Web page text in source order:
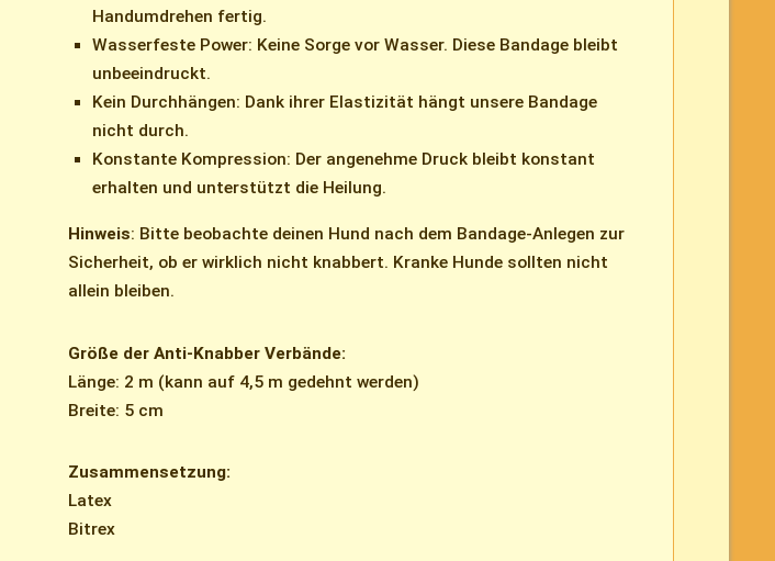
Handumdrehen fertig.
Wasserfeste Power: Keine Sorge vor Wasser. Diese Bandage bleibt
unbeeindruckt.
Kein Durchhängen: Dank ihrer Elastizität hängt unsere Bandage
nicht durch.
Konstante Kompression: Der angenehme Druck bleibt konstant
erhalten und unterstützt die Heilung.
Hinweis: Bitte beobachte deinen Hund nach dem Bandage-Anlegen zur
Sicherheit, ob er wirklich nicht knabbert. Kranke Hunde sollten nicht
allein bleiben.
Größe der Anti-Knabber Verbände:
Länge: 2 m (kann auf 4,5 m gedehnt werden)
Breite: 5 cm
Zusammensetzung:
Latex
Bitrex